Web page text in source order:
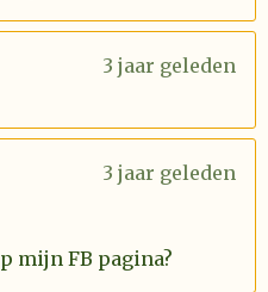
3 jaar geleden
3 jaar geleden
mijn FB pagina?